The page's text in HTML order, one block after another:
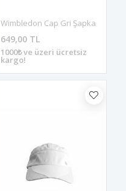
Wimbledon Cap Gri Şapka
649,00 TL
1000₺ ve üzeri ücretsiz
kargo!